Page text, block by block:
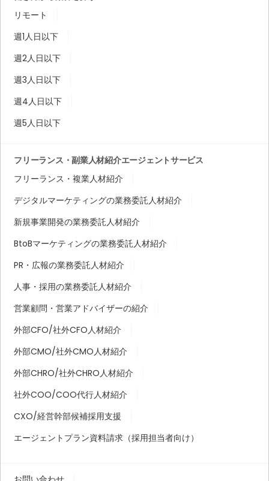
リモート
週1人日以下
週2人日以下
週3人日以下
週4人日以下
週5人日以下
フリーランス・副業人材紹介エージェントサービス
フリーランス・複業人材紹介
デジタルマーケティングの業務委託人材紹介
新規事業開発の業務委託人材紹介
BtoBマーケティングの業務委託人材紹介
PR・広報の業務委託人材紹介
人事・採用の業務委託人材紹介
営業顧問・営業アドバイザーの紹介
外部CFO/社外CFO人材紹介
外部CMO/社外CMO人材紹介
外部CHRO/社外CHRO人材紹介
社外COO/COO代行人材紹介
CXO/経営幹部候補採用支援
エージェントプラン資料請求（採用担当者向け）